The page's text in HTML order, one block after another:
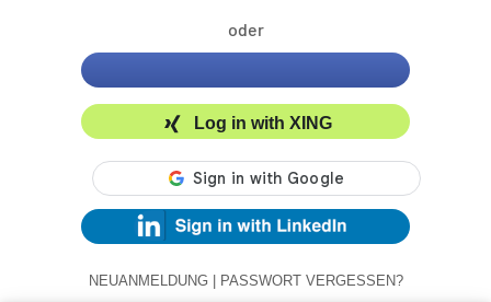
oder
Log in with XING
NEUANMELDUNG | PASSWORT VERGESSEN?